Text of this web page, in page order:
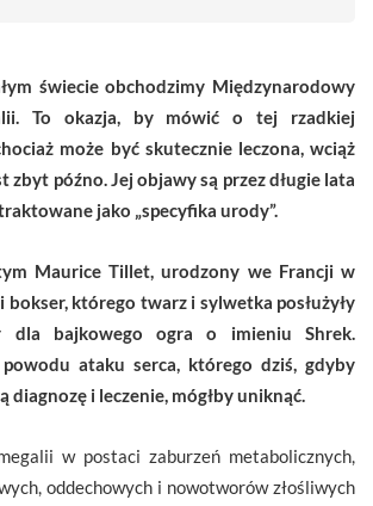
świecie obchodzimy Międzynarodowy
To okazja, by mówić o tej rzadkiej
może być skutecznie leczona, wciąż
zbyt późno. Jej objawy są przez długie lata
jako „specyfika urody”.
Maurice Tillet, urodzony we Francji w
bokser, którego twarz i sylwetka posłużyły
dla bajkowego ogra o imieniu Shrek.
ataku serca, którego dziś, gdyby
diagnozę i leczenie, mógłby uniknąć.
w postaci zaburzeń metabolicznych,
oddechowych i nowotworów złośliwych